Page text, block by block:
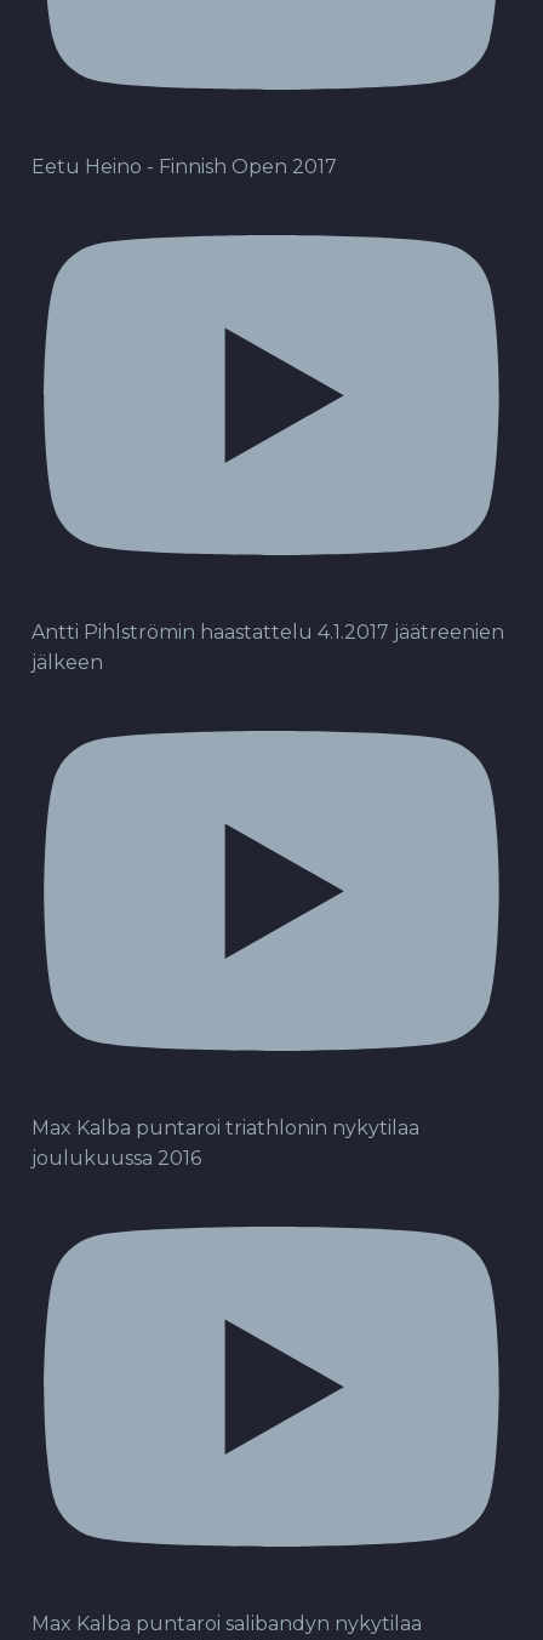
Eetu Heino - Finnish Open 2017
Antti Pihlströmin haastattelu 4.1.2017 jäätreenien
jälkeen
Max Kalba puntaroi triathlonin nykytilaa
joulukuussa 2016
Max Kalba puntaroi salibandyn nykytilaa